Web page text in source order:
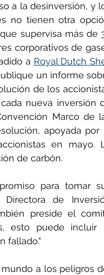
a la desinversión, y
supervisa más de
corporativos de
a Royal Dutch
un informe
de los
nueva inversión
Marco de
apoyada por
en mayo.
de carbón.
para tomar
de
preside el
esto puede incluir
fallado."
a los peligros